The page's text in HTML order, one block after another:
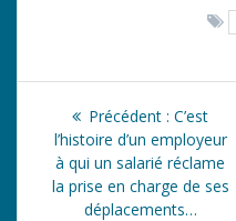
Navigation
l’article
Précédent : Article
précédent
:
C’est
l’histoire d’un employeur
à qui un salarié réclame
la prise en charge de ses
déplacements…